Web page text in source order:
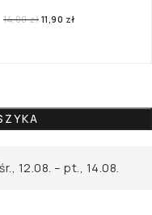
14,00zł 11,90 zł
śr., 12.08. – pt., 14.08.